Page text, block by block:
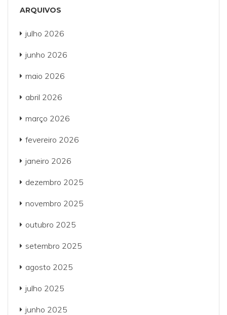
ARQUIVOS
julho 2026
junho 2026
maio 2026
abril 2026
março 2026
fevereiro 2026
janeiro 2026
dezembro 2025
novembro 2025
outubro 2025
setembro 2025
agosto 2025
julho 2025
junho 2025